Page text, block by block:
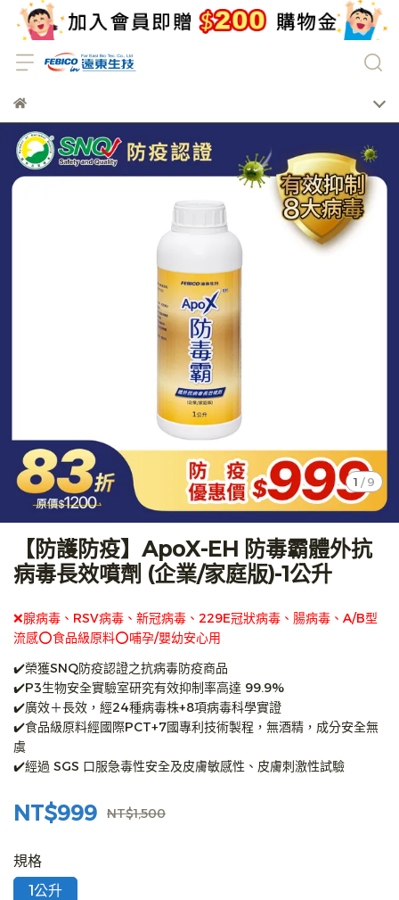
1 / 9
【防護防疫】ApoX-EH 防毒霸體外抗
病毒長效噴劑 (企業/家庭版)-1公升
❌腺病毒、RSV病毒、新冠病毒、229E冠狀病毒、腸病毒、A/B型
流感⭕️食品級原料⭕️哺孕/嬰幼安心用
✔️榮獲SNQ防疫認證之抗病毒防疫商品
✔️P3生物安全實驗室研究有效抑制率高達 99.9%
✔️廣效＋長效，經24種病毒株+8項病毒科學實證
✔️食品級原料經國際PCT+7國專利技術製程，無酒精，成分安全無
虞
✔️經過 SGS 口服急毒性安全及皮膚敏感性、皮膚刺激性試驗
NT$999 NT$1,500
規格
1公升